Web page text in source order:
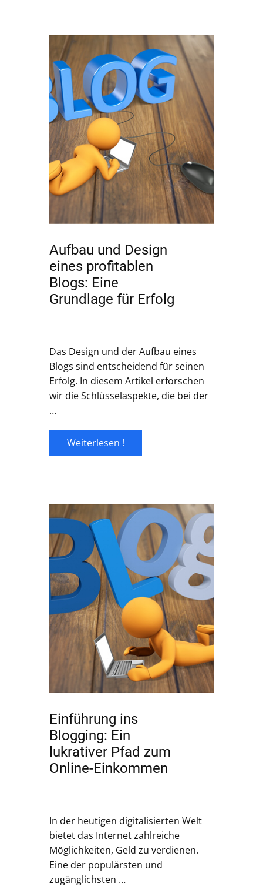
Aufbau und Design
eines profitablen
Blogs: Eine
Grundlage für Erfolg
Das Design und der Aufbau eines
Blogs sind entscheidend für seinen
Erfolg. In diesem Artikel erforschen
wir die Schlüsselaspekte, die bei der
…
Weiterlesen !
Einführung ins
Blogging: Ein
lukrativer Pfad zum
Online-Einkommen
In der heutigen digitalisierten Welt
bietet das Internet zahlreiche
Möglichkeiten, Geld zu verdienen.
Eine der populärsten und
zugänglichsten …